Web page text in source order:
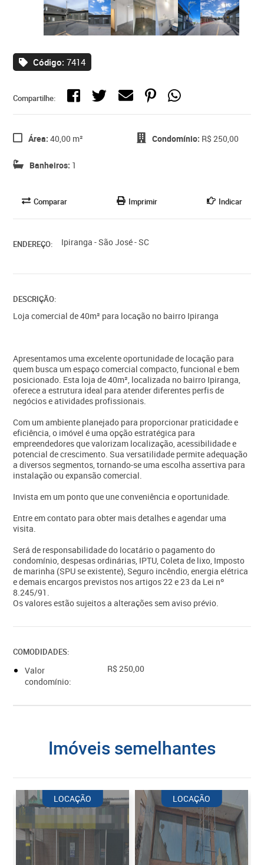
Código: 7414
Compartilhe:
Área: 40,00 m²
Banheiros: 1
Condomínio: R$ 250,00
Comparar Imprimir Indicar
ENDEREÇO: Ipiranga - São José - SC
DESCRIÇÃO:
Loja comercial de 40m² para locação no bairro Ipiranga
Apresentamos uma excelente oportunidade de locação para
quem busca um espaço comercial compacto, funcional e bem
posicionado. Esta loja de 40m², localizada no bairro Ipiranga,
oferece a estrutura ideal para atender diferentes perfis de
negócios e atividades profissionais.
Com um ambiente planejado para proporcionar praticidade e
eficiência, o imóvel é uma opção estratégica para
empreendedores que valorizam localização, acessibilidade e
potencial de crescimento. Sua versatilidade permite adequação
a diversos segmentos, tornando-se uma escolha assertiva para
instalação ou expansão comercial.
Invista em um ponto que une conveniência e oportunidade.
Entre em contato para obter mais detalhes e agendar uma
visita.
Será de responsabilidade do locatário o pagamento do
condomínio, despesas ordinárias, IPTU, Coleta de lixo, Imposto
de marinha (SPU se existente), Seguro incêndio, energia elétrica
e demais encargos previstos nos artigos 22 e 23 da Lei nº
8.245/91.
Os valores estão sujeitos a alterações sem aviso prévio.
COMODIDADES:
Valor
condomínio:
R$ 250,00
imóveis semelhantes
LOCAÇÃO LOCAÇÃO